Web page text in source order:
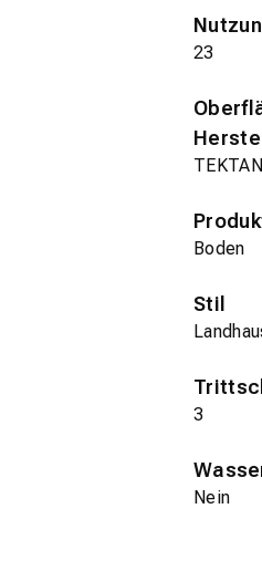
23
Boden
Stil
3
Nein